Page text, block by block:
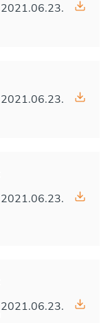
2021.06.23.
2021.06.23.
2021.06.23.
2021.06.23.